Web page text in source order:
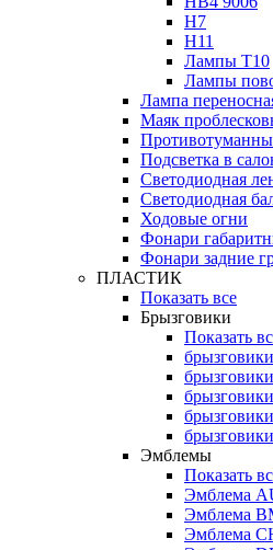
H7
H11
Лампы Т10
Лампы
Лампа
Маяк
Подсветка в
Светодиодная
Светодиодная
Ходовые огни
Фонари
Фонари задние
ПЛАСТИК
Показать все
Брызговики
Показать
Эмблемы
Показать
Эмблема
Эмблема
Эмблема